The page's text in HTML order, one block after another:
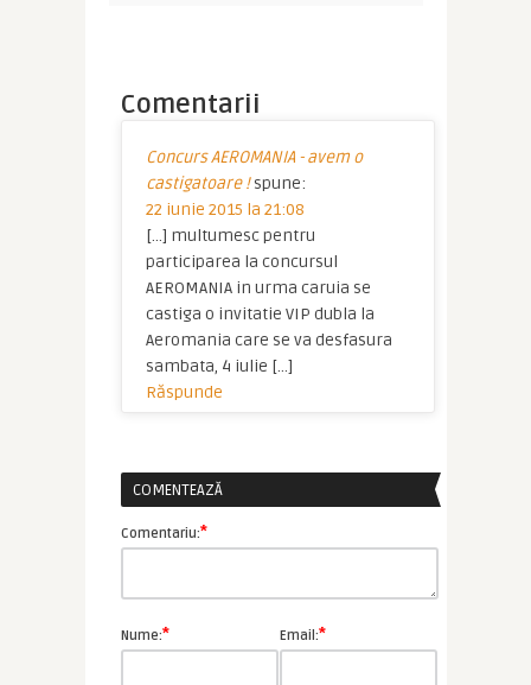
Comentarii
Concurs AEROMANIA - avem o
castigatoare ! spune:
22 iunie 2015 la 21:08
[…] multumesc pentru
participarea la concursul
AEROMANIA in urma caruia se
castiga o invitatie VIP dubla la
Aeromania care se va desfasura
sambata, 4 iulie […]
Răspunde
COMENTEAZĂ
Comentariu:*
Nume:* Email:*